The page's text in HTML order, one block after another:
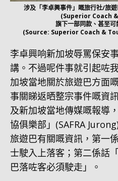
涉及「李卓興事件」嘅旅行社/旅
(Superior Coach
旗下一部同款、甚至
(Source: Superior Coach &
李卓興响新加坡辱罵保安
講。不過呢件事就引起咗
加坡當地關於旅遊巴方面
事關睇返晒整宗事件嘅資
及新加坡當地傳媒嘅報導
協俱樂部」(SAFRA
旅遊巴有關嘅資訊，第一
士駛入上落客；第二係話
巴落咗客必須駛走」。